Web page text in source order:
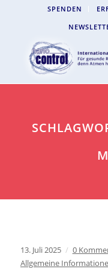
SPENDEN
13. Juli 2025 / 0
Allgemeine